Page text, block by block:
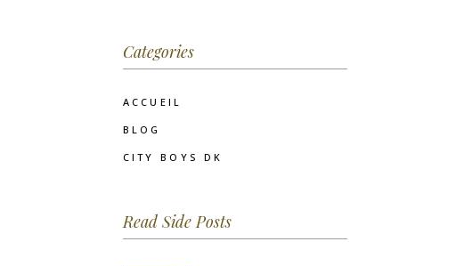
Categories
ACCUEIL
BLOG
CITY BOYS DK
Read Side Posts